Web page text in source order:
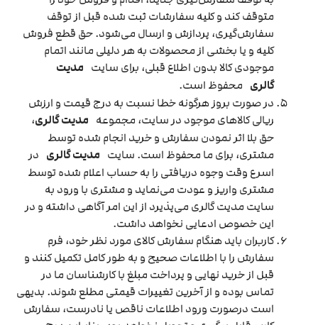
متوقف کند و کلیه سفارشات ثبت شده قبل از توقف
سفارش‌‏گیری، پردازش و ارسال می‌‏شود. حق قطع فروش
کلیه و یا بخشی از محصولات به هر دلیلی مانند اتمام
موجودی کالا بدون اطلاع قبلی، برای سایت مدیت
گالری محفوظ است.
در صورت بروز هرگونه خطا نسبت به درج قیمت و ارزش
ریالی کالاهای موجود در سایت، مجموعه مدیت گالری،
حق بلا اثر نمودن سفارش و خرید انجام شده توسط
مشتری، برای ما محفوظ است. سایت مدیت گالری در
اسرع وقت وجوه دریافتی را به حساب اعلام شده توسط
مشتری واریز و عودت می‌نماید و مشتری با ورود به
سایت مدیت گالری می‌پذیرد از این امر آگاهی داشته و در
این خصوص ادعایی نخواهد داشت.
کاربران باید هنگام سفارش کالای مورد نظر خود، فرم
سفارش را با اطلاعات صحیح و به طور کامل تکمیل کنند و
قبل از خرید نهایی و پرداخت مبلغ با کارشناسان ما در
تماس بوده و از آخرین تغییرات قیمتی مطلع شوند. بدیهی
است درصورت ورود اطلاعات ناقص یا نادرست، سفارش